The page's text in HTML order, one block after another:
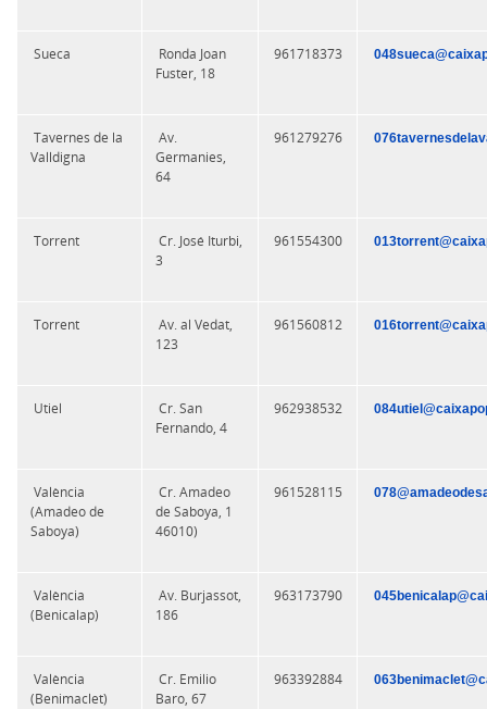
Sueca
Ronda Joan
Fuster, 18
961718373
Tavernes de la
Valldigna
Av.
Germanies,
64
961279276
Torrent
Cr. José Iturbi,
3
961554300
Torrent
Av. al Vedat,
123
961560812
Utiel
Cr. San
Fernando, 4
962938532
València
(Amadeo de
Saboya)
Cr. Amadeo
de Saboya, 1
46010)
961528115
València
(Benicalap)
Av. Burjassot,
186
963173790
València
(Benimaclet)
Cr. Emilio
Baro, 67
963392884